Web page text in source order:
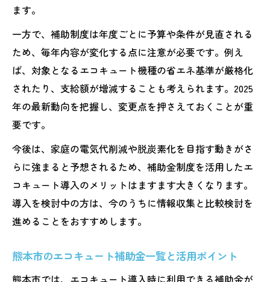
ます。
一方で、補助制度は年度ごとに予算や条件が見直される
ため、毎年内容が変化する点に注意が必要です。例え
ば、対象となるエコキュート機種の省エネ基準が厳格化
されたり、支給額が増減することも考えられます。2025
年の最新動向を把握し、変更点を押さえておくことが重
要です。
今後は、家庭の電気代削減や脱炭素化を目指す動きがさ
らに強まると予想されるため、補助金制度を活用したエ
コキュート導入のメリットはますます大きくなります。
導入を検討中の方は、今のうちに情報収集と比較検討を
進めることをおすすめします。
熊本市のエコキュート補助金一覧と活用ポイント
熊本市では、エコキュート導入時に利用できる補助金が